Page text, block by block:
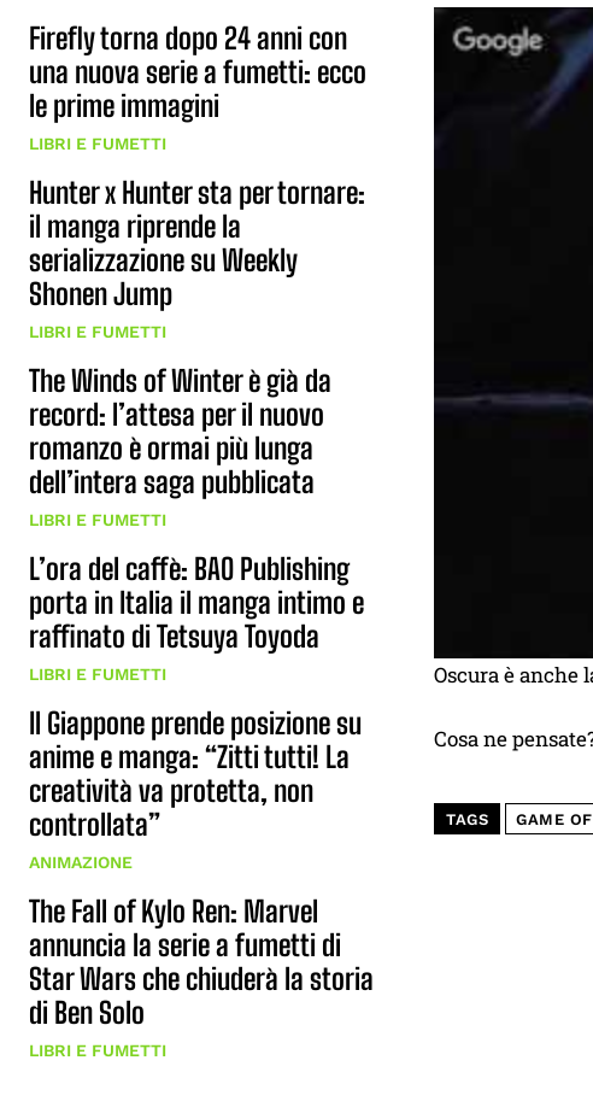
Firefly torna dopo 24 anni con
una nuova serie a fumetti: ecco
le prime immagini
LIBRI E FUMETTI
Hunter x Hunter sta per tornare:
il manga riprende la
serializzazione su Weekly
Shonen Jump
LIBRI E FUMETTI
The Winds of Winter è già da
record: l’attesa per il nuovo
romanzo è ormai più lunga
dell’intera saga pubblicata
LIBRI E FUMETTI
L’ora del caffè: BAO Publishing
porta in Italia il manga intimo e
raffinato di Tetsuya Toyoda
LIBRI E FUMETTI
Il Giappone prende posizione su
anime e manga: “Zitti tutti! La
creatività va protetta, non
controllata”
ANIMAZIONE
The Fall of Kylo Ren: Marvel
annuncia la serie a fumetti di
Star Wars che chiuderà la storia
di Ben Solo
LIBRI E FUMETTI
Oscura è anche
Cosa ne
TAGS GAME